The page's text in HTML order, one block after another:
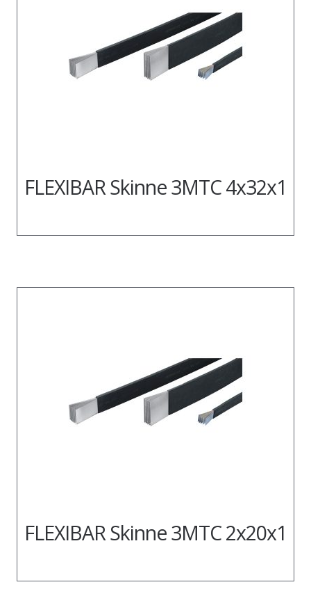
FLEXIBAR Skinne 3MTC 4x32x1
FLEXIBAR Skinne 3MTC 2x20x1